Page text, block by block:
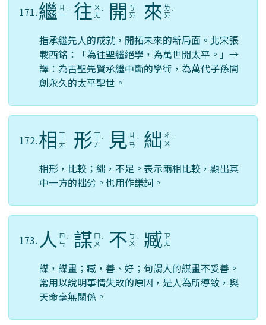
171.繼 ㄐ
ㄧ ˋ 往 ㄨ
ㄤ ˇ 開
ㄎ
ㄞ
來 ㄌ
ㄞ ˊ
指承繼先人的成就，開拓未來的新局面。北宋張
載西銘：「為往聖繼絕學，為萬世開太平。」→
譯：為古聖先賢承繼中斷的學術，為萬代子孫開
創永久的太平聖世。
172.相 ㄒ
ㄧ
ㄤ 形 ㄒ
ㄧ
ㄥ
ˊ 見 ㄐ
ㄧ
ㄢ
ˋ 絀 ㄔ
ㄨ ˋ
相形，比較；絀，不足。表示兩相比較，顯出其
中一方的拙劣。也用作謙詞。
173. 人 ㄖ
ㄣ ˊ 謀 ㄇ
ㄡ ˊ 不 ㄅ
ㄨ ˋ 臧 ㄗ
ㄤ
謀，謀畫；臧，善、好；句謂人的謀畫不妥善。
常用以說明事情失敗的原因，是人為所導致，與
天命毫無關係。